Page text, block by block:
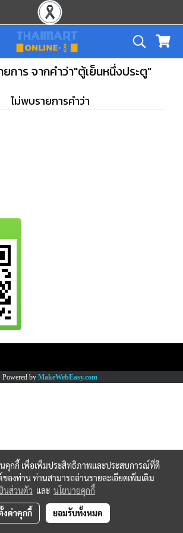
การ จากคำว่า"ตู้เย็นหนึ่งประตู"
ไม่พบรายการคำว่า
Powered by MakeWebEasy.com
นคุกกี้ เพื่อเพิ่มประสิทธิภาพและประสบการณ์ที่ดี
ของท่าน ท่านสามารถอ่านรายละเอียดเพิ่มเติม
นส่วนตัว และ นโยบายคุกกี้
งค่าคุกกี้ ยอมรับทั้งหมด